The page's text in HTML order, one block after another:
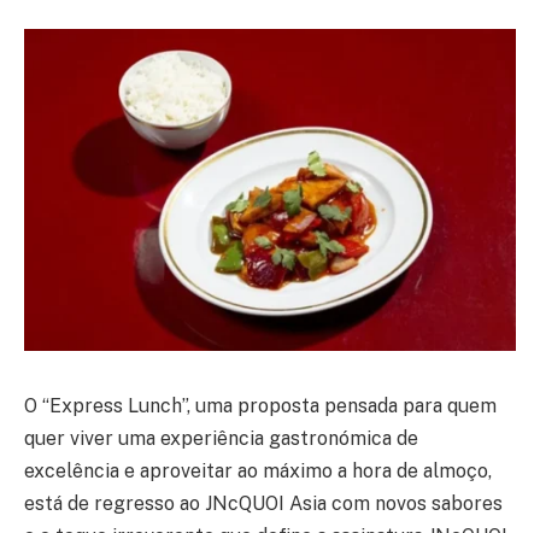
O “Express Lunch”, uma proposta pensada para quem
quer viver uma experiência gastronómica de
excelência e aproveitar ao máximo a hora de almoço,
está de regresso ao JNcQUOI Asia com novos sabores